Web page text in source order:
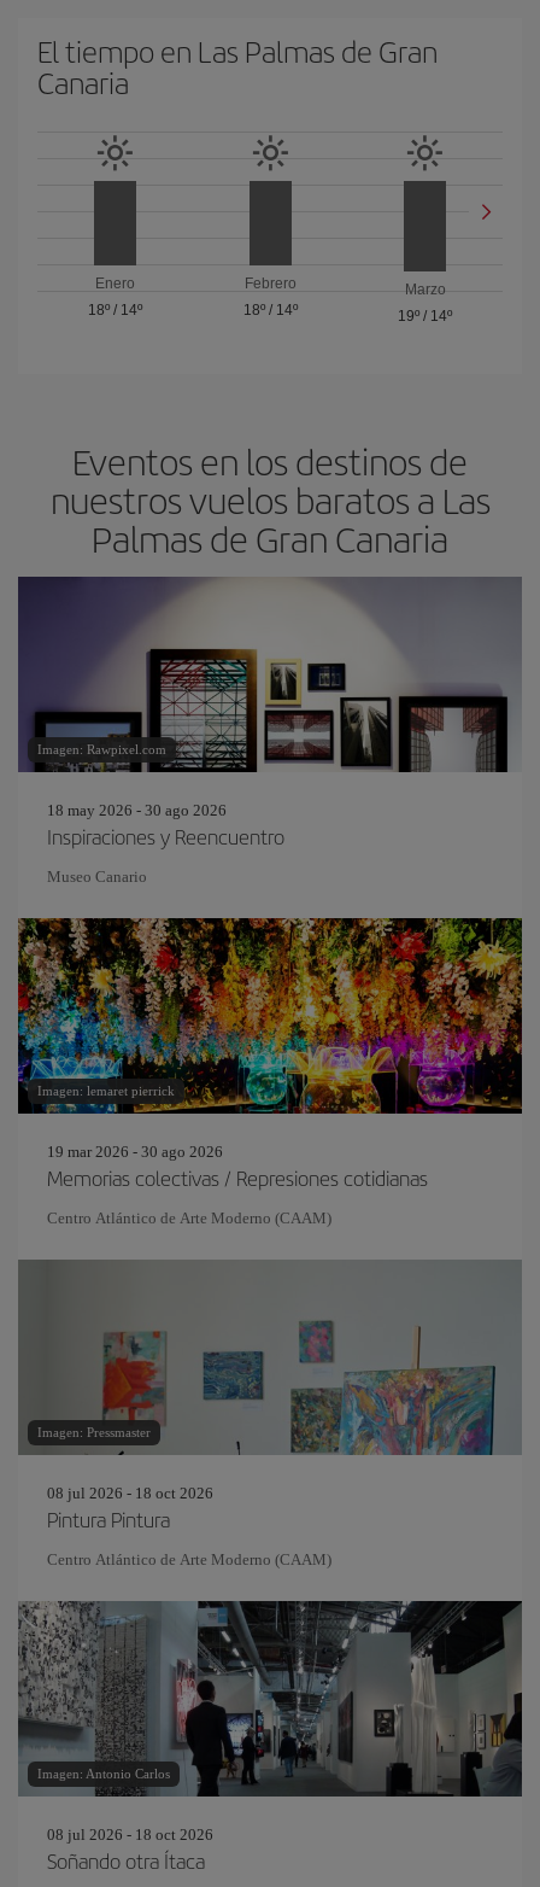
El tiempo en Las Palmas de Gran
Canaria
Enero
18º/ 14º
Febrero
18º/ 14º
Marzo
19º / 14º
Eventos en los destinos de
nuestros vuelos baratos a Las
Palmas de Gran Canaria
Imagen: Rawpixel.com
18 may 2026 - 30 ago 2026
Inspiraciones y Reencuentro
Museo Canario
Imagen: lemaret pierrick
19 mar 2026 - 30 ago 2026
Memorias colectivas / Represiones cotidianas
Centro Atlántico de Arte Moderno (CAAM)
Imagen: Pressmaster
08 jul 2026 - 18 oct 2026
Pintura Pintura
Centro Atlántico de Arte Moderno (CAAM)
Imagen: Antonio Carlos
08 jul 2026 - 18 oct 2026
Soñando otra Ítaca